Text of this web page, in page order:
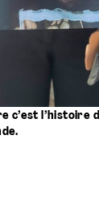
c’est l’histoire